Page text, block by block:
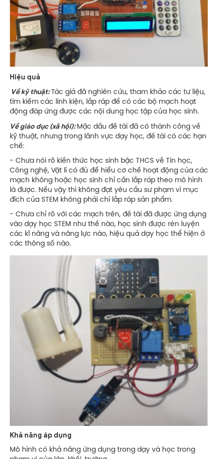
Hiệu quả
Về kỹ thuật: Tác giả đã nghiên cứu, tham khảo các tư liệu,
tìm kiếm các linh kiện, lắp ráp để có các bộ mạch hoạt
động đáp ứng được các nội dung học tập của học sinh.
Về giáo dục (xã hội): Mặc dầu đề tài đã có thành công về
kỹ thuật, nhưng trong lãnh vực dạy học, đề tài có các hạn
chế:
- Chưa nói rõ kiến thức học sinh bậc THCS về Tin học,
Công nghệ, Vật lí có đủ để hiểu cơ chế hoạt động của các
mạch không hoặc học sinh chỉ cần lắp ráp theo mô hình
là được. Nếu vậy thì không đạt yêu cầu sư phạm vì mục
đích của STEM không phải chỉ lắp ráp sản phẩm.
- Chưa chỉ rõ với các mạch trên, đề tài đã được ứng dụng
vào dạy học STEM như thế nào, học sinh được rèn luyện
các kĩ năng và năng lực nào, hiệu quả dạy học thể hiện ở
các thông số nào.
Khả năng áp dụng
Mô hình có khả năng ứng dụng trong dạy và học trong